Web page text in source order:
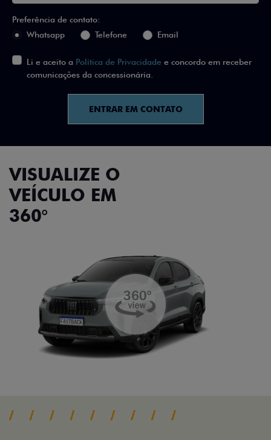
Preferência de contato:
Whatsapp
Telefone Email
Li e aceito a Política de Privacidade e concordo em receber
comunicações da concessionária.
ENTRAR EM CONTATO
VISUALIZE O
VEÍCULO EM
360°